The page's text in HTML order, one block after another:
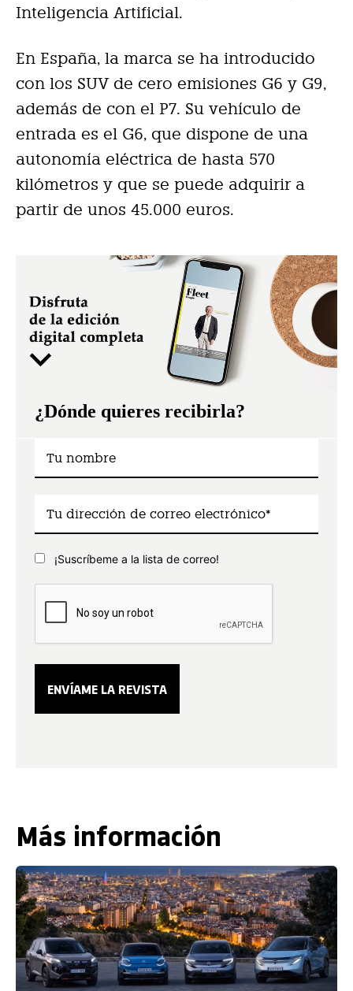
Inteligencia Artificial.
En España, la marca se ha introducido
con los SUV de cero emisiones G6 y G9,
además de con el P7. Su vehículo de
entrada es el G6, que dispone de una
autonomía eléctrica de hasta 570
kilómetros y que se puede adquirir a
partir de unos 45.000 euros.
¿Dónde quieres recibirla?
¡Suscríbeme a la lista de correo!
Más información